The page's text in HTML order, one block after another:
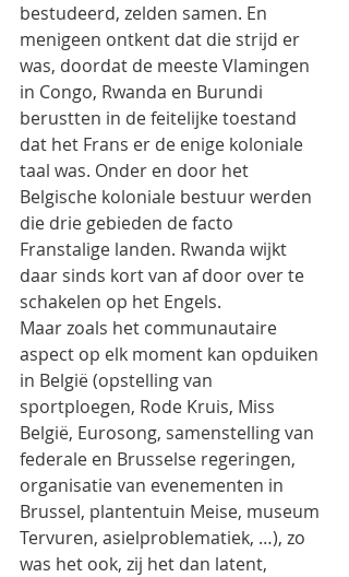
bestudeerd, zelden samen. En
menigeen ontkent dat die strijd er
was, doordat de meeste Vlamingen
in Congo, Rwanda en Burundi
berustten in de feitelijke toestand
dat het Frans er de enige koloniale
taal was. Onder en door het
Belgische koloniale bestuur werden
die drie gebieden de facto
Franstalige landen. Rwanda wijkt
daar sinds kort van af door over te
schakelen op het Engels.
Maar zoals het communautaire
aspect op elk moment kan opduiken
in België (opstelling van
sportploegen, Rode Kruis, Miss
België, Eurosong, samenstelling van
federale en Brusselse regeringen,
organisatie van evenementen in
Brussel, plantentuin Meise, museum
Tervuren, asielproblematiek, …), zo
was het ook, zij het dan latent,